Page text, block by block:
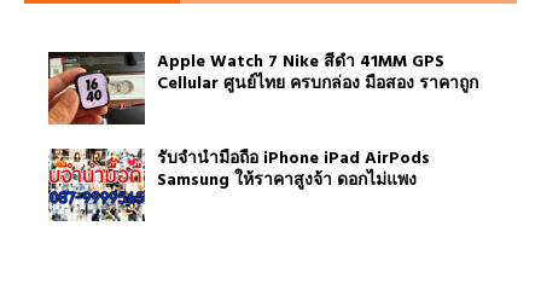
Apple Watch 7 Nike สีดำ 41MM GPS
Cellular ศูนย์ไทย ครบกล่อง มือสอง ราคาถูก
รับจำนำมือถือ iPhone iPad AirPods
Samsung ให้ราคาสูงจ้า ดอกไม่แพง